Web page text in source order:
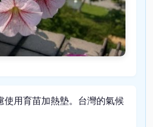
用育苗加熱墊。台灣的氣候